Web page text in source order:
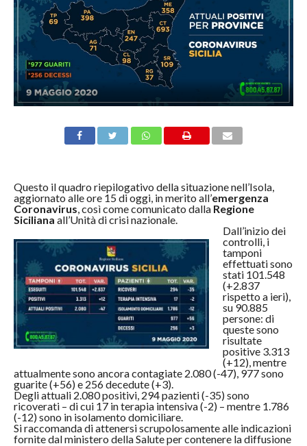
Questo il quadro riepilogativo della situazione nell’Isola,
aggiornato alle ore 15 di oggi, in merito all’emergenza
Coronavirus, così come comunicato dalla Regione
Siciliana all’Unità di crisi nazionale.
Dall’inizio dei
controlli, i
tamponi
effettuati sono
stati 101.548
(+2.837
rispetto a ieri),
su 90.885
persone: di
queste sono
risultate
positive 3.313
(+12), mentre
attualmente sono ancora contagiate 2.080 (-47), 977 sono
guarite (+56) e 256 decedute (+3).
Degli attuali 2.080 positivi, 294 pazienti (-35) sono
ricoverati – di cui 17 in terapia intensiva (-2) – mentre 1.786
(-12) sono in isolamento domiciliare.
Si raccomanda di attenersi scrupolosamente alle indicazioni
fornite dal ministero della Salute per contenere la diffusione